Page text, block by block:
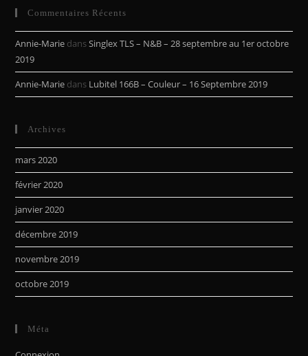
Commentaires Récents
Annie-Marie dansSinglex TLS – N&B – 28 septembre au 1er octobre
2019
Annie-Marie dans Lubitel 166B – Couleur – 16 Septembre 2019
Archives
mars 2020
février 2020
janvier 2020
décembre 2019
novembre 2019
octobre 2019
Méta